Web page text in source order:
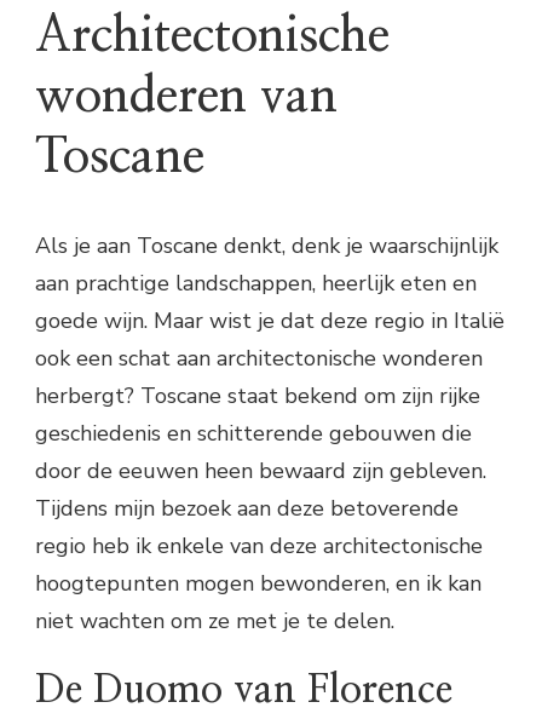
Architectonische
wonderen van
Toscane
Als je aan Toscane denkt, denk je waarschijnlijk
aan prachtige landschappen, heerlijk eten en
goede wijn. Maar wist je dat deze regio in Italië
ook een schat aan architectonische wonderen
herbergt? Toscane staat bekend om zijn rijke
geschiedenis en schitterende gebouwen die
door de eeuwen heen bewaard zijn gebleven.
Tijdens mijn bezoek aan deze betoverende
regio heb ik enkele van deze architectonische
hoogtepunten mogen bewonderen, en ik kan
niet wachten om ze met je te delen.
De Duomo van Florence